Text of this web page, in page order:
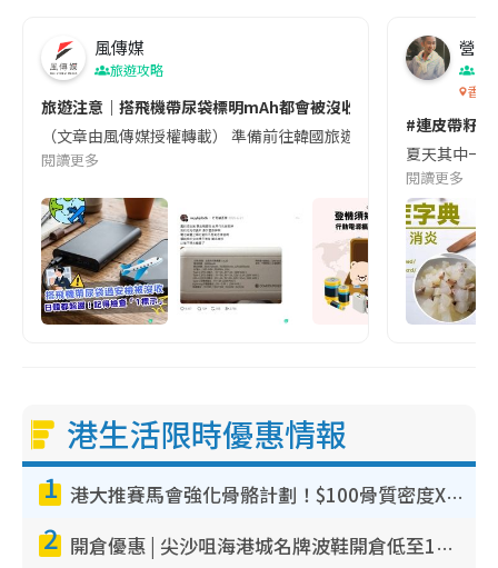
風傳媒
旅遊攻略
旅遊注意｜搭飛機帶尿袋標明mAh都會被沒收😱出發前切記檢查
（文章由風傳媒授權轉載） 準備前往韓國旅遊的民眾，近期要
閱讀更多
營養
香港
#連皮帶籽
夏天其中一
閱讀更多
港生活限時優惠情報
1 港大推賽馬會強化骨骼計劃！$100骨質密度X光檢查 完成免費運動訓練送超市禮券！附參加資格
2 開倉優惠 | 尖沙咀海港城名牌波鞋開倉低至1折！On鞋$899起／Joy&Peace鞋履$98起